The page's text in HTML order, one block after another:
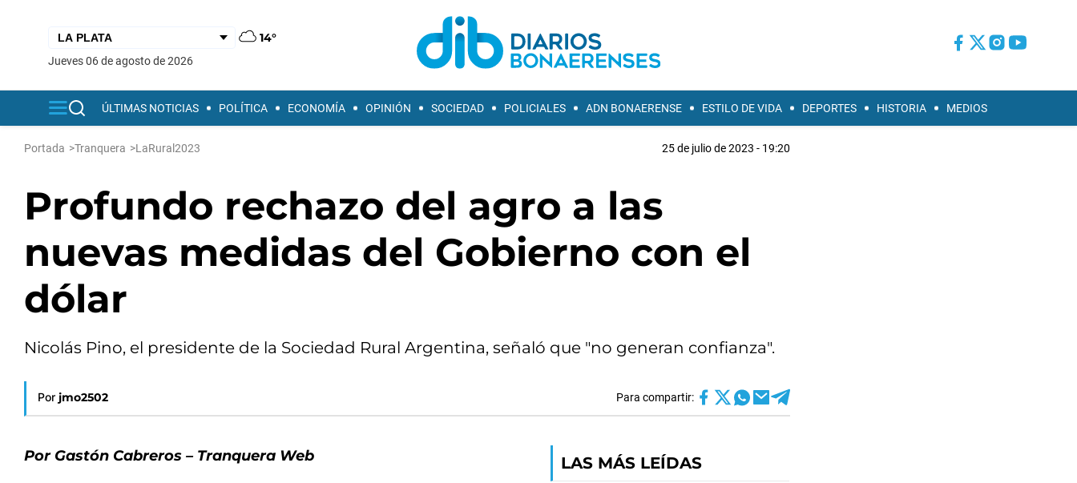
14°
jueves 06 de agosto de 2026
ÚLTIMAS NOTICIAS POLÍTICA ECONOMÍA OPINIÓN SOCIEDAD POLICIALES ADN BONAERENSE ESTILO DE VIDA DEPORTES HISTORIA MEDIOS
Portada >Tranquera >LaRural2023 25 de julio de 2023 - 19:20
Profundo rechazo del agro a las
nuevas medidas del Gobierno con el
dólar
Nicolás Pino, el presidente de la Sociedad Rural Argentina, señaló que "no generan confianza".
Por jmo2502 Para compartir:
Por Gastón Cabreros – Tranquera Web LAS MÁS LEÍDAS